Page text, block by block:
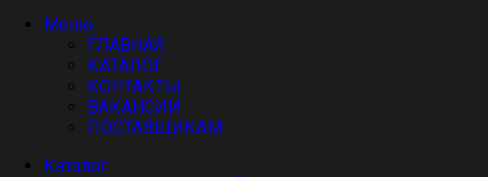
Меню
ГЛАВНАЯ
КАТАЛОГ
КОНТАКТЫ
ВАКАНСИИ
ПОСТАВЩИКАМ
Каталог